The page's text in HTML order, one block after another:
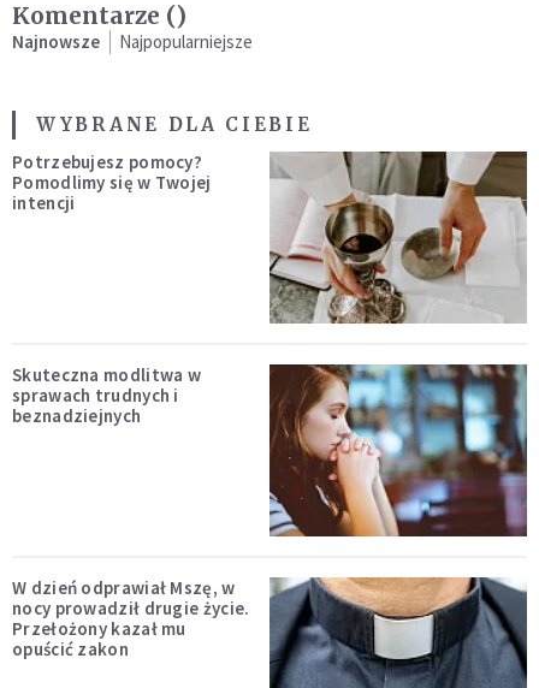
Komentarze ()
Najnowsze Najpopularniejsze
WYBRANE DLA CIEBIE
Potrzebujesz pomocy?
Pomodlimy się w Twojej
intencji
Skuteczna modlitwa w
sprawach trudnych i
beznadziejnych
W dzień odprawiał Mszę, w
nocy prowadził drugie życie.
Przełożony kazał mu
opuścić zakon